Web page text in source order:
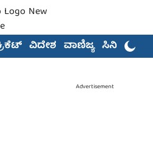
ವಿದೇಶ ವಾಣಿಜ್ಯ ಸಿನಿಮಾ
Advertisement